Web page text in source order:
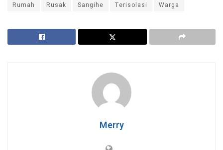
Rumah
Rusak Sangihe Terisolasi Warga
Merry